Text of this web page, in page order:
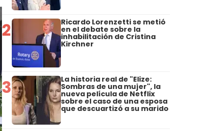
2 Ricardo Lorenzetti se metió
en el debate sobre la
inhabilitación de Cristina
Kirchner
3 La historia real de "Elize:
Sombras de una mujer", la
nueva película de Netflix
sobre el caso de una esposa
que descuartizó a su marido